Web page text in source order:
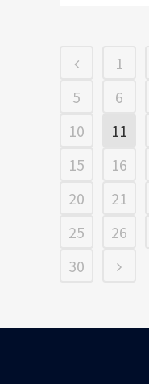
1
5
6
10
11
15
16
20
21
25
26
30